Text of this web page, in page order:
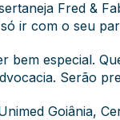
Fred &
ir com o seu
bem especial.
Serão
Goiânia,